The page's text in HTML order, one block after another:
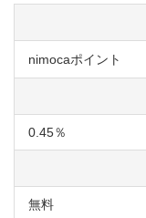
nimocaポイント
0.45％
無料